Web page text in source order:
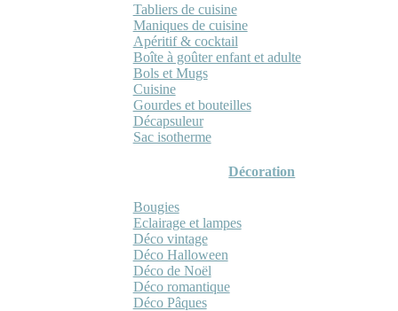
Tabliers de cuisine
Maniques de cuisine
Apéritif & cocktail
Boîte à goûter enfant et adulte
Bols et Mugs
Cuisine
Gourdes et bouteilles
Décapsuleur
Sac isotherme
Décoration
Bougies
Eclairage et lampes
Déco vintage
Déco Halloween
Déco de Noël
Déco romantique
Déco Pâques